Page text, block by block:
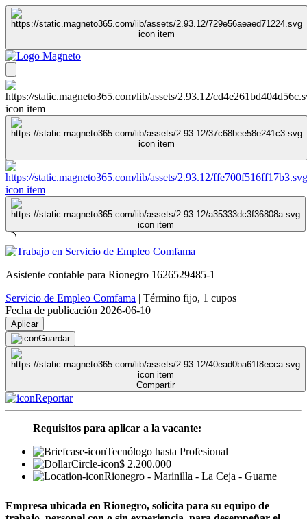
Asistente contable para Rionegro 1626529485-1
Servicio de Empleo Comfama | Término fijo, 1 cupos
Fecha de publicación 2026-06-10
Aplicar
Guardar
Compartir
Reportar
Requisitos para aplicar a la vacante:
Tecnólogo hasta Profesional
$ 2.200.000
Rionegro - Marinilla - La Ceja - Guarne
Empresa ubicada en Rionegro, solicita para su equipo de